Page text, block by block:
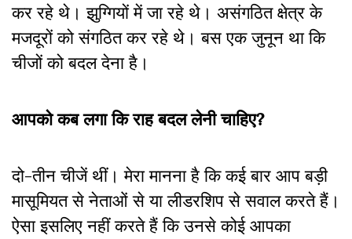
कर रहे थे। झुग्गियों में जा रहे थे। असंगठित क्षेत्र के
मजदूरों को संगठित कर रहे थे। बस एक जुनून था कि
चीजों को बदल देना है।
आपको कब लगा कि राह बदल लेनी चाहिए?
दो-तीन चीजें थीं। मेरा मानना है कि कई बार आप बड़ी
मासूमियत से नेताओं से या लीडरशिप से सवाल करते हैं।
ऐसा इसलिए नहीं करते हैं कि उनसे कोई आपका